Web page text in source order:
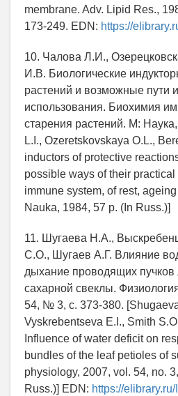
membrane. Adv. Lipid Res.,
173-249. EDN: https://
10. Чалова Л.И.,
И.В. Биологические
растений и возможные пути
использования. Биохимия
старения растений. М:
L.I., Ozeretskovskaya O.L.,
inductors of protective
possible ways of their
immune system, of rest,
Nauka, 1984, 57 p. (In Russ.)]
11. Шугаева Н.А.,
С.О., Шугаев А.Г. Влияние
дыхание проводящих пучков
сахарной свеклы.
54, № 3, с. 373-380.
Vyskrebentseva E.I., Smith
Influence of water deficit on
bundles of the leaf petioles of
physiology, 2007, vol. 54, no.
Russ.)] EDN: https://